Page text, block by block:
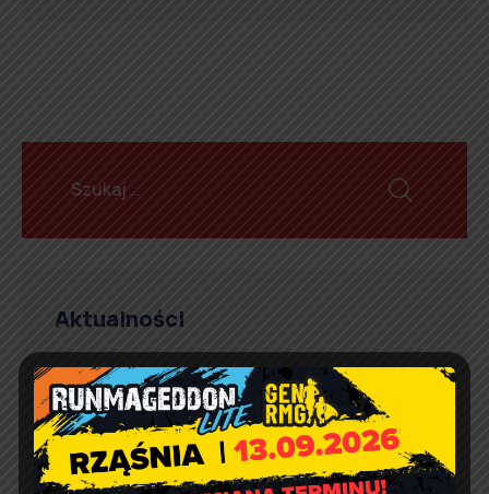
Aktualności
Artur Ruka Comment off
Relacja z Pikniku Rodzinnego
w Suchowoli